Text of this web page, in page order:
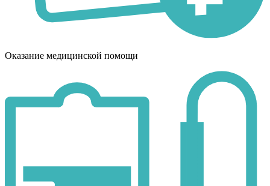
Оказание медицинской помощи